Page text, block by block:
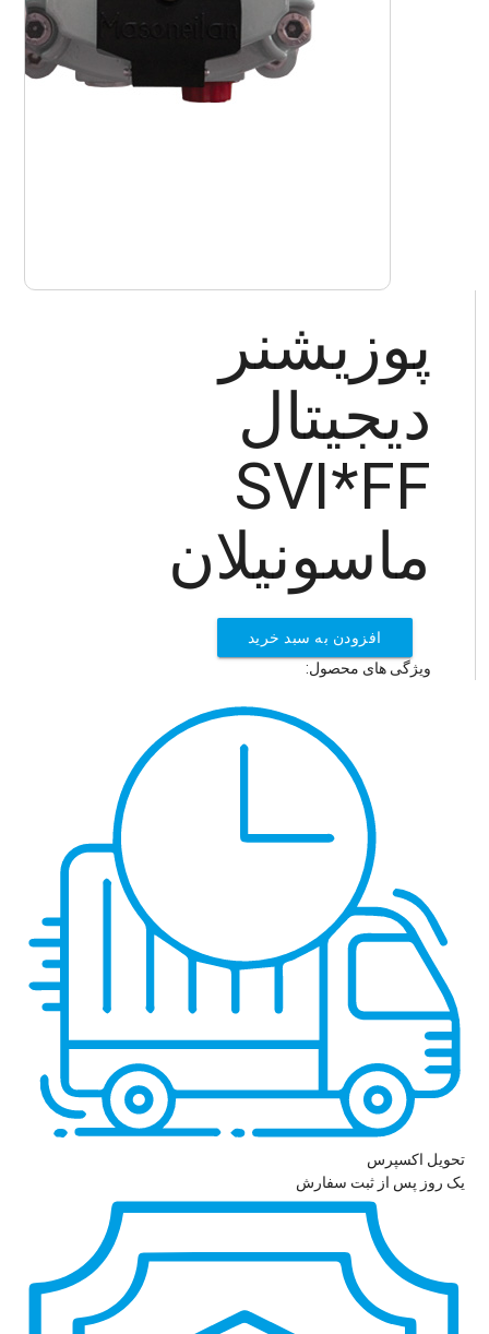
پوزیشنر
دیجیتال
SVI*FF
ماسونیلان
افزودن به سبد خرید
ویژگی های محصول:
تحویل اکسپرس
یک روز پس از ثبت سفارش